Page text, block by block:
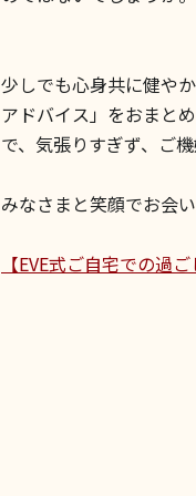
少しでも心身共に健や
アドバイス」をおまと
で、気張りすぎず、ご
みなさまと笑顔でお会
【EVE式ご自宅での過